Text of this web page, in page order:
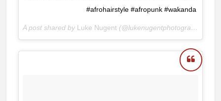
#afrohairstyle #afropunk #wakanda
A post shared by Luke Nugent(@lukenugentphotography) on